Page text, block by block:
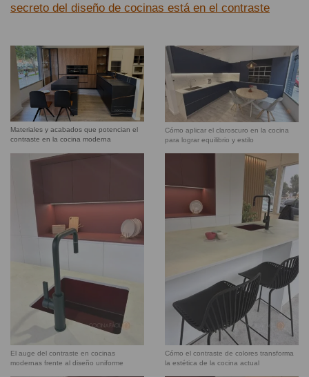
secreto del diseño de cocinas está en el contraste
Materiales y acabados que potencian el
contraste en la cocina moderna
Cómo aplicar el claroscuro en la cocina
para lograr equilibrio y estilo
El auge del contraste en cocinas
modernas frente al diseño uniforme
Cómo el contraste de colores transforma
la estética de la cocina actual